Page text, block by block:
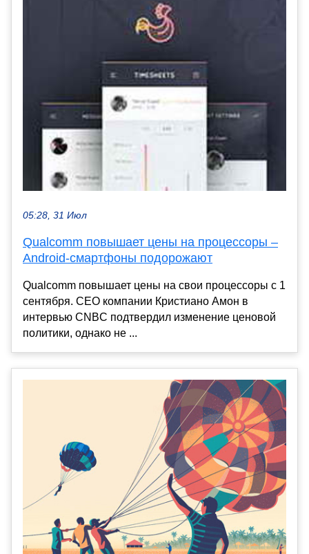
05:28, 31 Июл
Qualcomm повышает цены на процессоры –
Android-смартфоны подорожают
Qualcomm повышает цены на свои процессоры с 1
сентября. CEO компании Кристиано Амон в
интервью CNBC подтвердил изменение ценовой
политики, однако не ...